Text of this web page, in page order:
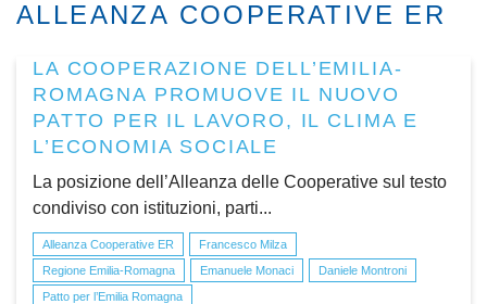
ALLEANZA COOPERATIVE ER
LA COOPERAZIONE DELL’EMILIA-
ROMAGNA PROMUOVE IL NUOVO
PATTO PER IL LAVORO, IL CLIMA E
L’ECONOMIA SOCIALE
La posizione dell’Alleanza delle Cooperative sul testo
condiviso con istituzioni, parti...
Alleanza Cooperative ER
Francesco Milza
Regione Emilia-Romagna
Emanuele Monaci
Daniele Montroni
Patto per l’Emilia Romagna